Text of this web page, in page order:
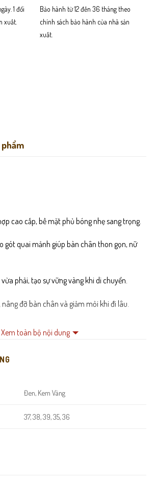
1 đổi
xuất.
Bảo hành từ 12 đến 36 tháng theo
chính sách bảo hành của nhà sản
xuất.
cao cấp, bề mặt phủ bóng nhẹ sang trọng.
gót quai mảnh giúp bàn chân thon gọn, nữ
phải, tạo sự vững vàng khi di chuyển.
đỡ bàn chân và giảm mỏi khi đi lâu.
giúp đôi chân trông dài và thanh thoát hơn.
Xem toàn bộ nội dung
Đen, Kem Vàng
37, 38, 39, 35, 36